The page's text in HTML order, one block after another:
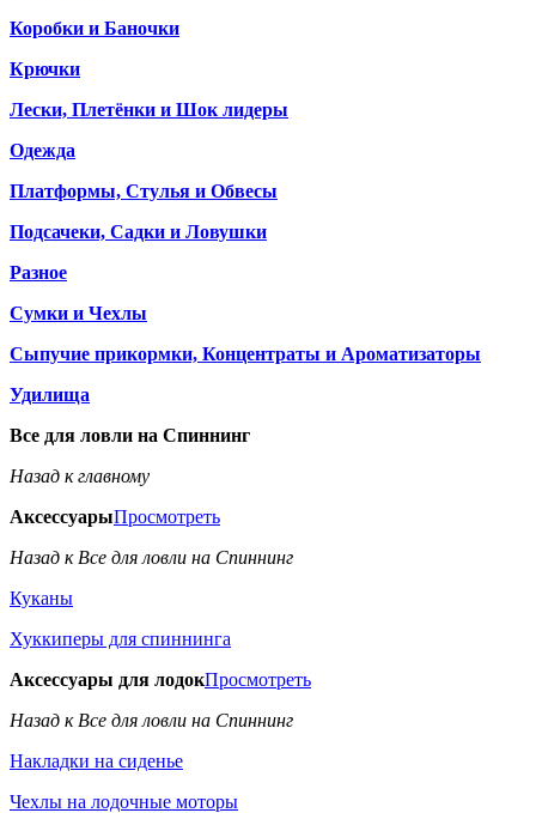
Коробки и Баночки
Крючки
Лески, Плетёнки и Шок лидеры
Одежда
Платформы, Стулья и Обвесы
Подсачеки, Садки и Ловушки
Разное
Сумки и Чехлы
Сыпучие прикормки, Концентраты и Ароматизаторы
Удилища
Все для ловли на Спиннинг
Назад к главному
АксессуарыПросмотреть
Назад к Все для ловли на Спиннинг
Куканы
Хуккиперы для спиннинга
Аксессуары для лодокПросмотреть
Назад к Все для ловли на Спиннинг
Накладки на сиденье
Чехлы на лодочные моторы